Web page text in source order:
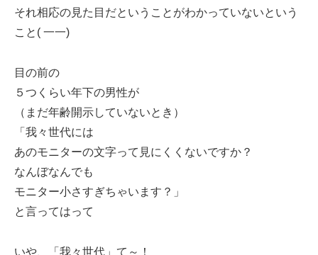
それ相応の見た目だということがわかっていないという
こと( 一一)
目の前の
５つくらい年下の男性が
（まだ年齢開示していないとき）
「我々世代には
あのモニターの文字って見にくくないですか？
なんぼなんでも
モニター小さすぎちゃいます？」
と言ってはって
いや、「我々世代」て～！